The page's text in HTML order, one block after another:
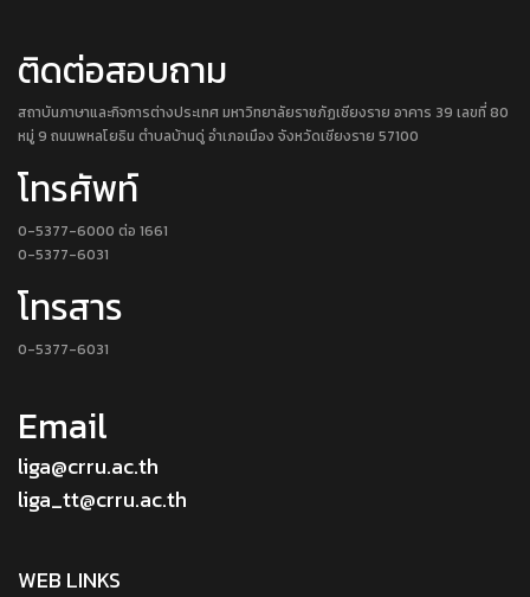
ติดต่อสอบถาม
สถาบันภาษาและกิจการต่างประเทศ มหาวิทยาลัยราชภัฏเชียงราย อาคาร 39 เลขที่ 80
หมู่ 9 ถนนพหลโยธิน ตำบลบ้านดู่ อำเภอเมือง จังหวัดเชียงราย 57100
โทรศัพท์
0-5377-6000 ต่อ 1661
0-5377-6031
โทรสาร
0-5377-6031
Email
liga@crru.ac.th
liga_tt@crru.ac.th
WEB LINKS